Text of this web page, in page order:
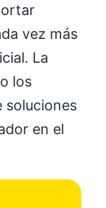
vez más
La
los
soluciones
en el